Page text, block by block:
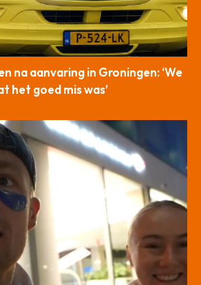
na aanvaring in Groningen: ‘We
het goed mis was’